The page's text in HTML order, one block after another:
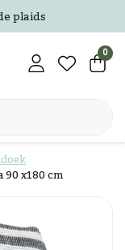
plaids
0
90 x180 cm